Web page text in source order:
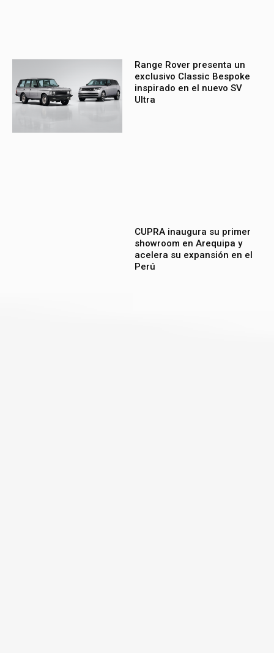
Range Rover presenta un
exclusivo Classic Bespoke
inspirado en el nuevo SV
Ultra
CUPRA inaugura su primer
showroom en Arequipa y
acelera su expansión en el
Perú